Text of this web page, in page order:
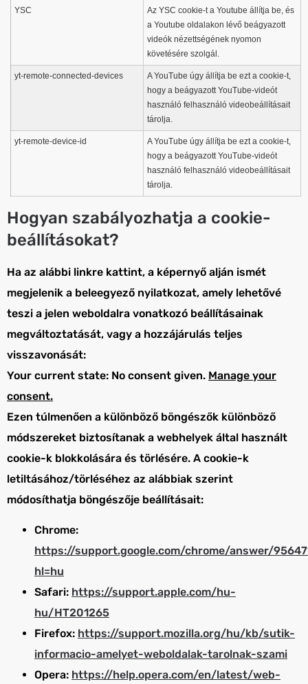
YSC
Az YSC cookie-t a Youtube állítja be, és
a Youtube oldalakon lévő beágyazott
videók nézettségének nyomon
követésére szolgál.
yt-remote-connected-devices
A YouTube úgy állítja be ezt a cookie-t,
hogy a beágyazott YouTube-videót
használó felhasználó videobeállításait
tárolja.
yt-remote-device-id
A YouTube úgy állítja be ezt a cookie-t,
hogy a beágyazott YouTube-videót
használó felhasználó videobeállításait
tárolja.
Hogyan szabályozhatja a cookie-
beállításokat?
Ha az alábbi linkre kattint, a képernyő alján ismét
megjelenik a beleegyező nyilatkozat, amely lehetővé
teszi a jelen weboldalra vonatkozó beállításainak
megváltoztatását, vagy a hozzájárulás teljes
visszavonását:
Your current state: No consent given. Manage your
consent.
Ezen túlmenően a különböző böngészők különböző
módszereket biztosítanak a webhelyek által használt
cookie-k blokkolására és törlésére. A cookie-k
letiltásához/törléséhez az alábbiak szerint
módosíthatja böngészője beállításait:
Chrome:
https://support.google.com/chrome/answer/
hl=hu
Safari: https://support.apple.com/hu-
hu/HT201265
Firefox: https://support.mozilla.org/hu/kb/sutik-
informacio-amelyet-weboldalak-tarolnak-szami
Opera: https://help.opera.com/en/latest/web-